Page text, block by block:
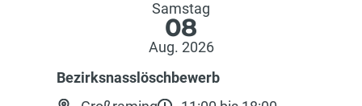
Samstag
08
Aug. 2026
Bezirksnasslöschbewerb